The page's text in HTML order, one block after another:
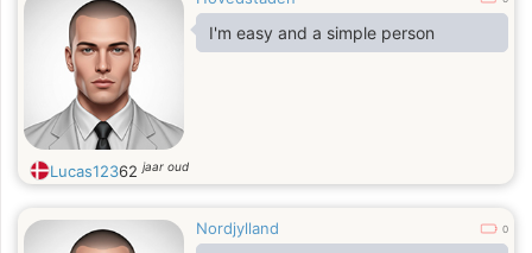
I'm easy and a simple person
Lucas12362jaar oud
Nordjylland 0